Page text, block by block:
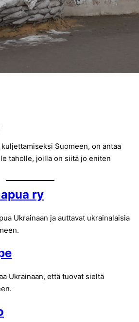
Suomeen, on antaa
taholle, joilla on siitä jo eniten
ry
Ukrainaan ja auttavat ukrainalaisia
Ukrainaan, että tuovat sieltä